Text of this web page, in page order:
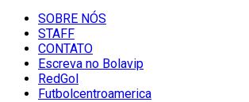
SOBRE NÓS
STAFF
CONTATO
Escreva no Bolavip
RedGol
Futbolcentroamerica